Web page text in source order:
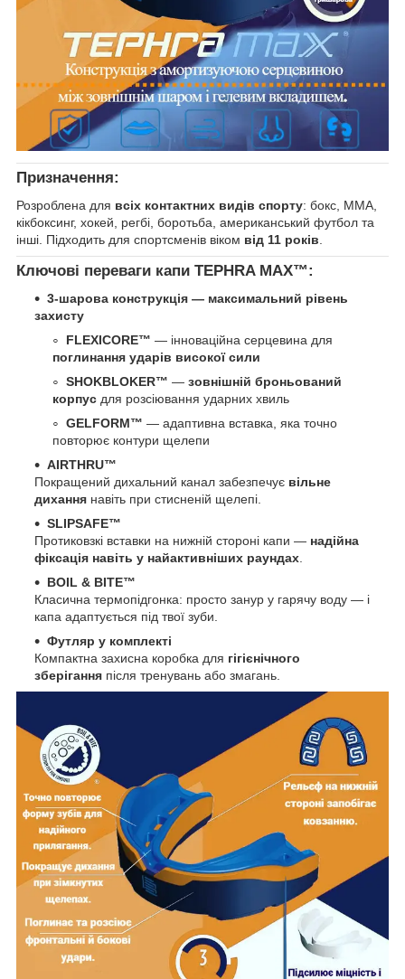
Призначення:
Розроблена для всіх контактних видів спорту: бокс, ММА,
кікбоксинг, хокей, регбі, боротьба, американський футбол та
інші. Підходить для спортсменів віком від 11 років.
Ключові переваги капи TEPHRA MAX™:
3-шарова конструкція — максимальний рівень
захисту
FLEXICORE™ — інноваційна серцевина для
поглинання ударів високої сили
SHOKBLOKER™ — зовнішній броньований
корпус для розсіювання ударних хвиль
GELFORM™ — адаптивна вставка, яка точно
повторює контури щелепи
AIRTHRU™
Покращений дихальний канал забезпечує вільне
дихання навіть при стисненій щелепі.
SLIPSAFE™
Протиковзкі вставки на нижній стороні капи — надійна
фіксація навіть у найактивніших раундах
BOIL & BITE™
Класична термопідгонка: просто занур у гарячу воду — і
капа адаптується під твої зуби.
Футляр у комплекті
Компактна захисна коробка для гігієнічного
зберігання після тренувань або змагань.